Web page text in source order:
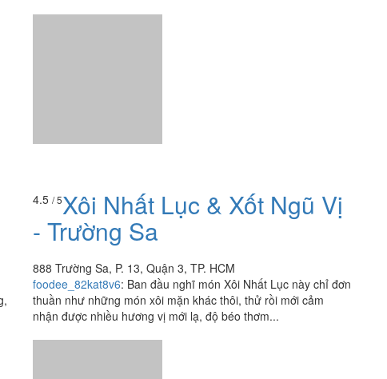
- Trường Sa
foodee_82kat8v6 :Ban đầu nghĩ món Xôi Nhất Lục này chỉ đơn
thuần như những món xôi mặn khác thôi, thử rồi mới cảm
nhận được nhiều hương vị mới lạ, độ béo thơm...